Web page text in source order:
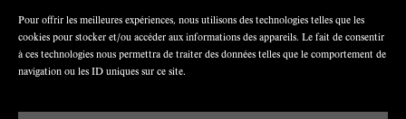
Pour offrir les meilleures expériences, nous utilisons des technologies telles que les
cookies pour stocker et/ou accéder aux informations des appareils. Le fait de consentir
à ces technologies nous permettra de traiter des données telles que le comportement de
navigation ou les ID uniques sur ce site.